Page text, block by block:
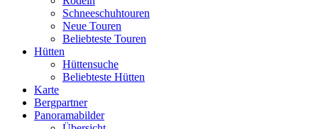
Schneeschuhtouren
Neue Touren
Beliebteste Touren
Hütten
Hüttensuche
Beliebteste Hütten
Karte
Bergpartner
Panoramabilder